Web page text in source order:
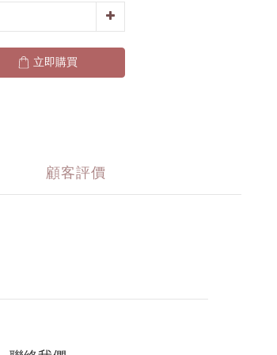
立即購買
顧客評價